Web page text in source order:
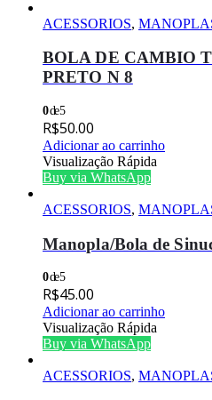
ACESSORIOS,
BOLA DE CAMBIO
PRETO N 8
0de 5
R$50.00
Adicionar ao carrinho
Visualização Rápida
Buy via WhatsApp
ACESSORIOS,
Manopla/Bola de
0de 5
R$45.00
Adicionar ao carrinho
Visualização Rápida
Buy via WhatsApp
ACESSORIOS,